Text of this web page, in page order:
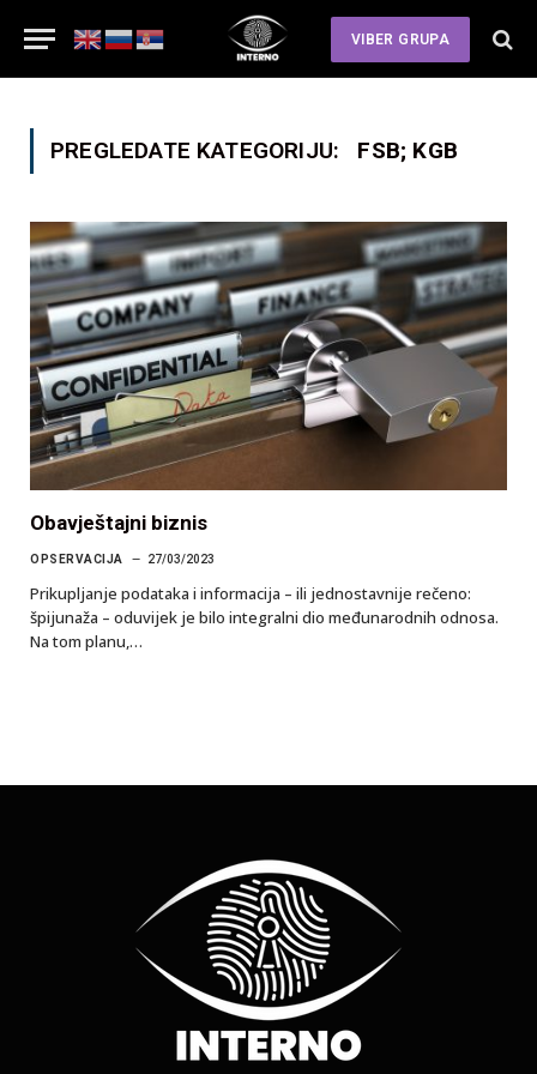
VIBER GRUPA
PREGLEDATE KATEGORIJU: FSB; KGB
Obavještajni biznis
OPSERVACIJA 27/03/2023
Prikupljanje podataka i informacija – ili jednostavnije rečeno:
špijunaža – oduvijek je bilo integralni dio međunarodnih odnosa.
Na tom planu,…